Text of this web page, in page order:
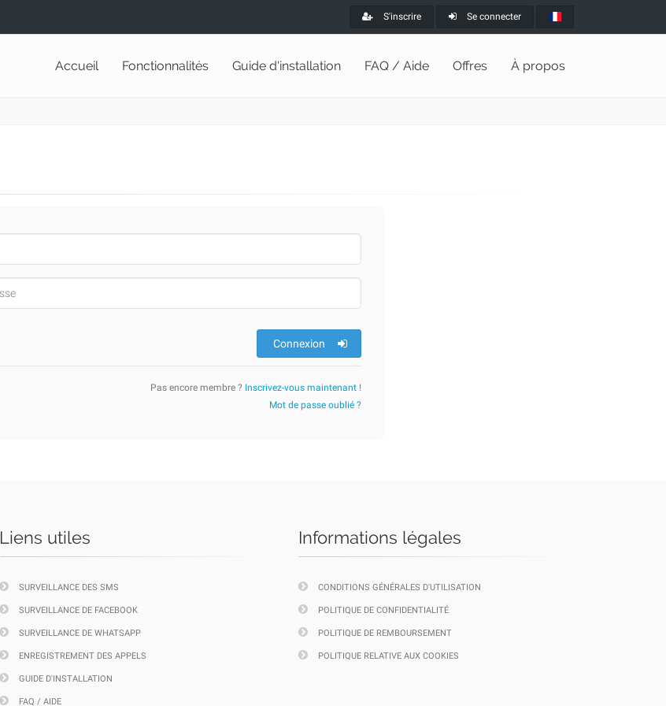
S'inscrire Se connecter
Accueil Fonctionnalités Guide d'installation FAQ / Aide Offres À propos
Connexion
Pas encore membre ? Inscrivez-vous maintenant !
Mot de passe oublié ?
Liens utiles
SURVEILLANCE DES SMS
SURVEILLANCE DE FACEBOOK
SURVEILLANCE DE WHATSAPP
ENREGISTREMENT DES APPELS
GUIDE D'INSTALLATION
FAQ / AIDE
Informations légales
CONDITIONS GÉNÉRALES D'UTILISATION
POLITIQUE DE CONFIDENTIALITÉ
POLITIQUE DE REMBOURSEMENT
POLITIQUE RELATIVE AUX COOKIES